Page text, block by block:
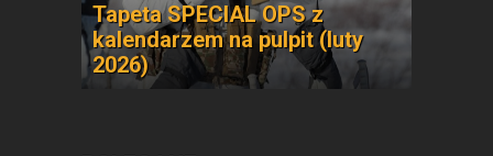
Tapeta SPECIAL OPS z
kalendarzem na pulpit (luty
2026)